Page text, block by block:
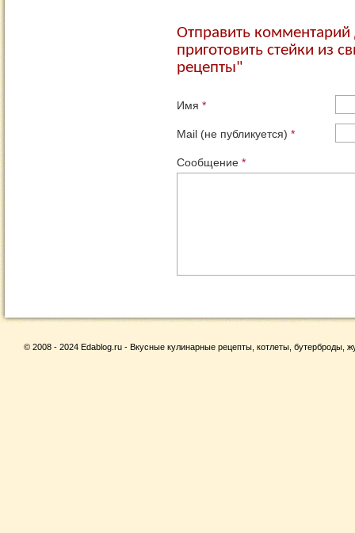
Отправить
приготовить стейки из
рецепты"
Имя *
Mail (не публикуется) *
Сообщение *
© 2008 - 2024 Edablog.ru - Вкусные кулинарные рецепты, котлеты, бутерброды,